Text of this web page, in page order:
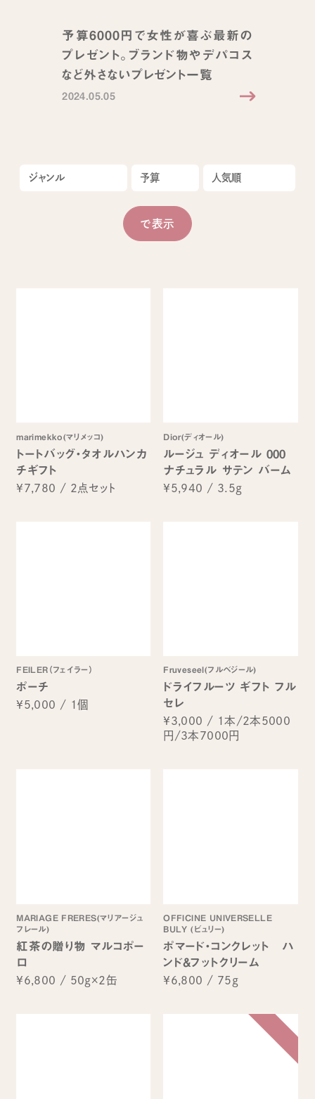
予算6000円で女性が喜ぶ最新の
プレゼント。ブランド物やデパコス
など外さないプレゼント一覧
2024.05.05
marimekko(マリメッコ)
トートバッグ・タオルハンカ
チギフト
¥7,780 / 2点セット
Dior(ディオール)
ルージュ ディオール 000
ナチュラル サテン バーム
¥5,940 / 3.5g
FEILER（フェイラー）
ポーチ
¥5,000 / 1個
Fruveseel(フルベジール)
ドライフルーツ ギフト フル
セレ
¥3,000 / 1本/2本5000
円/3本7000円
MARIAGE FRERES(マリアージュ
フレール)
紅茶の贈り物 マルコポー
ロ
¥6,800 / 50g×2缶
OFFICINE UNIVERSELLE
BULY (ビュリー)
ポマード・コンクレット ハ
ンド&フットクリーム
¥6,800 / 75g